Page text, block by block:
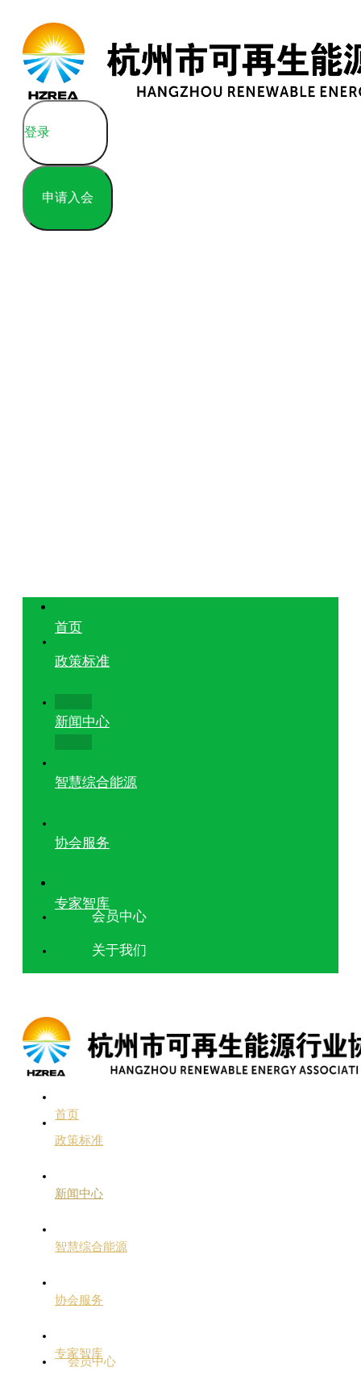
登录
申请入会
首页
政策标准
新闻中心
智慧综合能源
协会服务
专家智库
会员中心
关于我们
首页
政策标准
新闻中心
智慧综合能源
协会服务
专家智库
会员中心